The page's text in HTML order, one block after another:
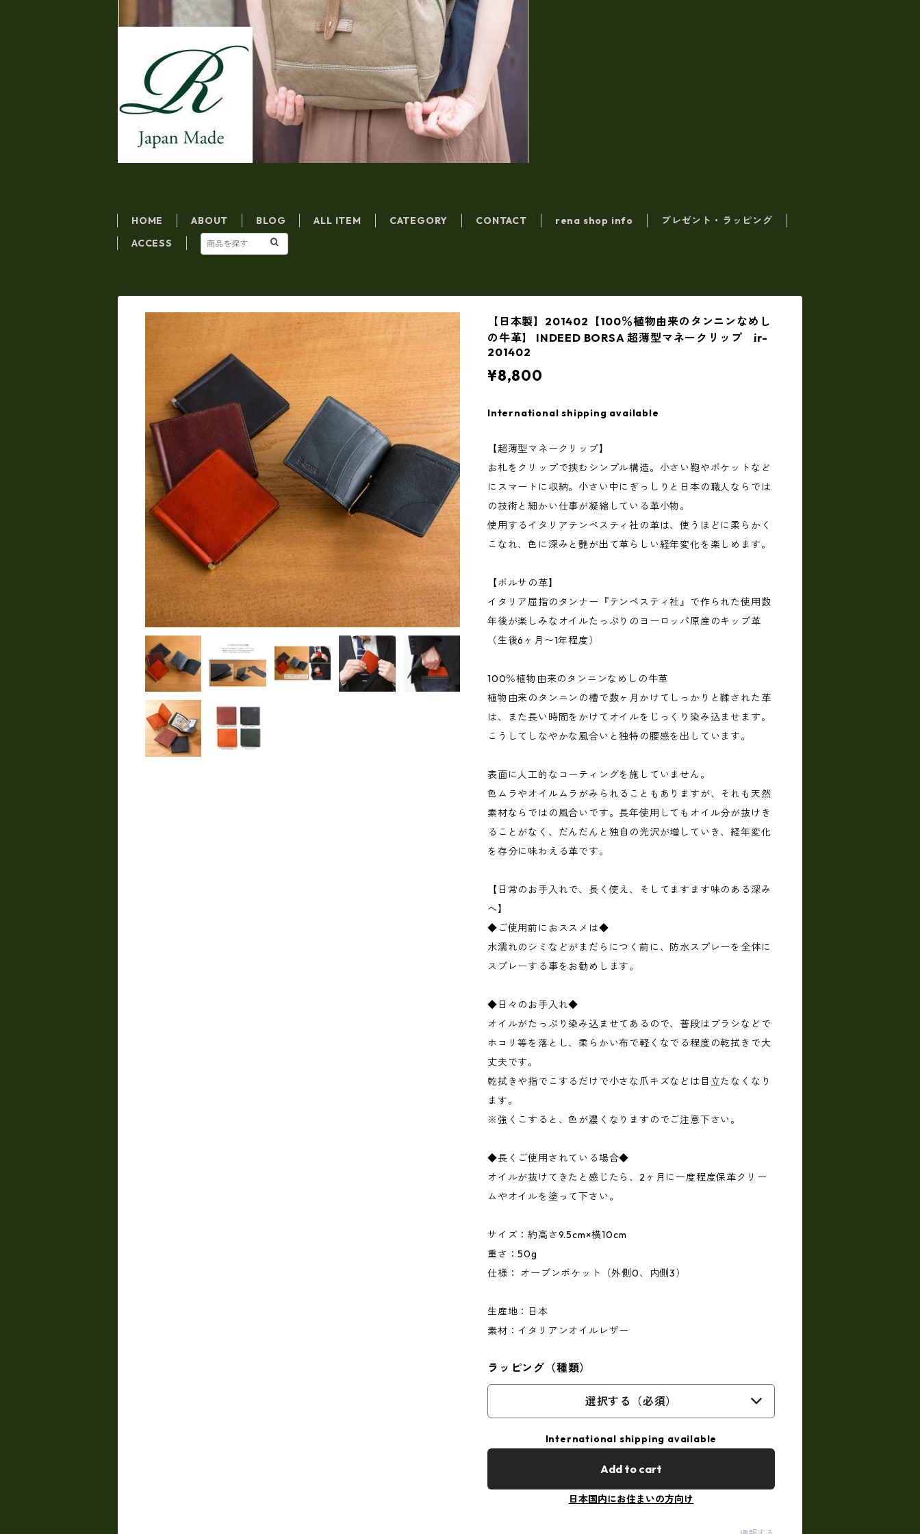
HOME ABOUT BLOG ALL ITEM CATEGORY CONTACT rena shop info
プレゼント・ラッピング
ACCESS
【日本製】201402【100％植物由来のタンニンなめし
の牛革】 INDEED BORSA 超薄型マネークリップ ir-
201402
¥8,800
International shipping available
【超薄型マネークリップ】
お札をクリップで挟むシンプル構造。小さい鞄やポケットなど
にスマートに収納。小さい中にぎっしりと日本の職人ならでは
の技術と細かい仕事が凝縮している革小物。
使用するイタリアテンペスティ社の革は、使うほどに柔らかく
こなれ、色に深みと艶が出て革らしい経年変化を楽しめます。
【ボルサの革】
イタリア屈指のタンナー『テンペスティ社』で作られた使用数
年後が楽しみなオイルたっぷりのヨーロッパ原産のキップ革
（生後6ヶ月〜1年程度）
100％植物由来のタンニンなめしの牛革
植物由来のタンニンの槽で数ヶ月かけてしっかりと鞣された革
は、また長い時間をかけてオイルをじっくり染み込ませます。
こうしてしなやかな風合いと独特の腰感を出しています。
表面に人工的なコーティングを施していません。
色ムラやオイルムラがみられることもありますが、それも天然
素材ならではの風合いです。長年使用してもオイル分が抜けき
ることがなく、だんだんと独自の光沢が増していき、経年変化
を存分に味わえる革です。
【日常のお手入れで、長く使え、そしてますます味のある深み
へ】
◆ご使用前におススメは◆
水濡れのシミなどがまだらにつく前に、防水スプレーを全体に
スプレーする事をお勧めします。
◆日々のお手入れ◆
オイルがたっぷり染み込ませてあるので、普段はブラシなどで
ホコリ等を落とし、柔らかい布で軽くなでる程度の乾拭きで大
丈夫です。
乾拭きや指でこするだけで小さな爪キズなどは目立たなくなり
ます。
※強くこすると、色が濃くなりますのでご注意下さい。
◆長くご使用されている場合◆
オイルが抜けてきたと感じたら、2ヶ月に一度程度保革クリー
ムやオイルを塗って下さい。
サイズ：約高さ9.5cm×横10cm
重さ：50g
仕様： オープンポケット（外側0、内側3）
生産地：日本
素材：イタリアンオイルレザー
ラッピング（種類）
選択する（必須）
International shipping available
Add to cart
日本国内にお住まいの方向け